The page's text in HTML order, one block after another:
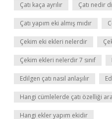
Çatı kaça ayrılır Çatı nedir
Çatı yapım eki almış mıdır
Çekim eki ekleri nelerdir
Çekim ekleri nelerdir 7 sınıf
Edilgen çatı nasıl anlaşılır
Hangi cümlelerde çatı özelliği
Hangi ekler yapım ekidir